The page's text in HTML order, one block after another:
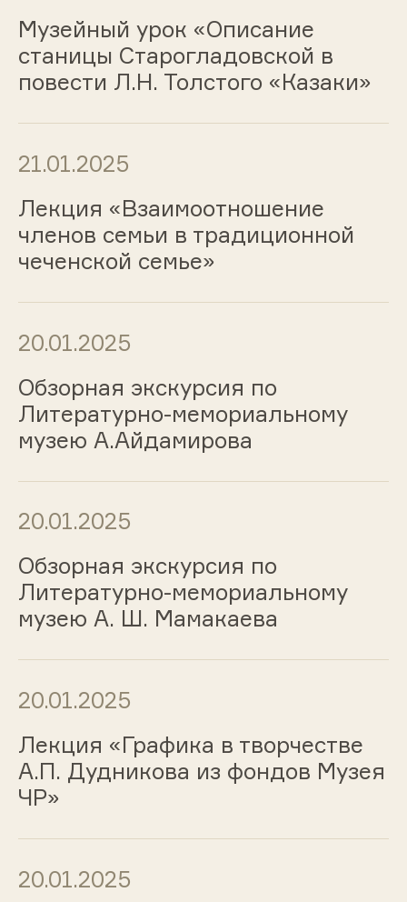
Музейный урок «Описание
станицы Старогладовской в
повести Л.Н. Толстого «Казаки»
21.01.2025
Лекция «Взаимоотношение
членов семьи в традиционной
чеченской семье»
20.01.2025
Обзорная экскурсия по
Литературно-мемориальному
музею А.Айдамирова
20.01.2025
Обзорная экскурсия по
Литературно-мемориальному
музею А. Ш. Мамакаева
20.01.2025
Лекция «Графика в творчестве
А.П. Дудникова из фондов Музея
ЧР»
20.01.2025